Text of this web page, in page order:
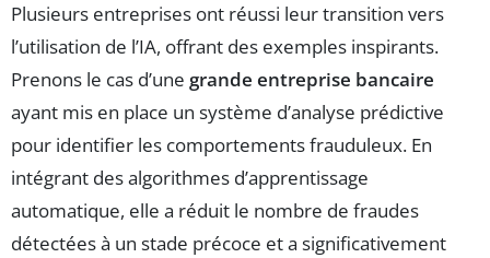
Plusieurs entreprises ont réussi leur transition vers
l’utilisation de l’IA, offrant des exemples inspirants.
Prenons le cas d’une grande entreprise bancaire
ayant mis en place un système d’analyse prédictive
pour identifier les comportements frauduleux. En
intégrant des algorithmes d’apprentissage
automatique, elle a réduit le nombre de fraudes
détectées à un stade précoce et a significativement